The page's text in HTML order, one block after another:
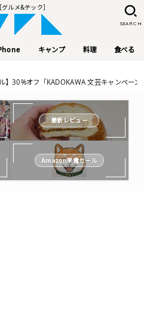
ルメ&テック］
キャンプ 料理 食べる
SEARCH
】30%オフ「KADOKAWA 文芸キャンペー
最新レビュー
Amazon家電セール